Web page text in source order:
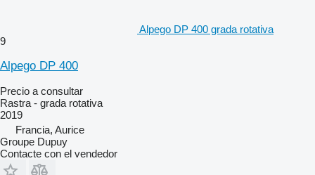
Alpego DP 400 grada rotativa
9
Alpego DP 400
Precio a consultar
Rastra - grada rotativa
2019
Francia, Aurice
Groupe Dupuy
Contacte con el vendedor